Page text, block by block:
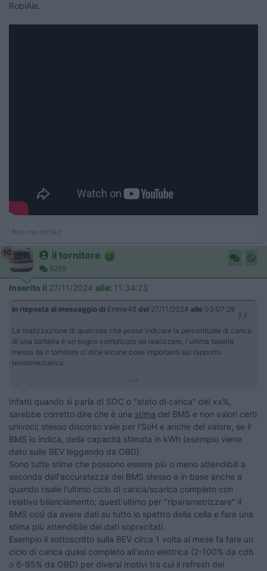
RobiAle.
Bon cop de falç!
10 il tornitore
6259
Inserito il 27/11/2024 alle: 11:34:23
In risposta al messaggio di Emme48 del 27/11/2024 alle 03:07:29
La realizzazione di qualcosa che possa indicare la percentuale di carica
di una batteria è un sogno complicato da realizzare, l'ultima tabella
messa da il tornitore ci dice alcune cose importanti sul rapporto
tensione/carica.
...
Infatti quando si parla di SOC o "stato di carica" del xx%,
sarebbe corretto dire che è una stima del BMS e non valori certi
univoci; stesso discorso vale per l'SoH e anche del valore, se il
BMS lo indica, della capacità stimata in kWh (esempio viene
dato sulle BEV leggendo da OBD).
Sono tutte stime che possono essere più o meno attendibili a
seconda dell'accuratezza del BMS stesso e in base anche a
quando risale l'ultimo ciclo di carica/scarica completo con
relativo bilanciamento; quest'ultimo per "riparametrizzare" il
BMS così da avere dati su tutto lo spettro della cella e fare una
stima più attendibile dei dati sopracitati.
Esempio il sottoscritto sulla BEV circa 1 volta al mese fa fare un
ciclo di carica quasi completo all'auto elettrica (2-100% da cdb
o 6-95% da OBD) per diversi motivi tra cui il refresh dei